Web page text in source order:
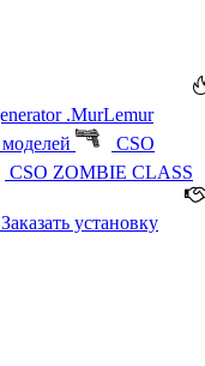
.MurLemur
CSO
CSO ZOMBIE CLASS
Заказать установку